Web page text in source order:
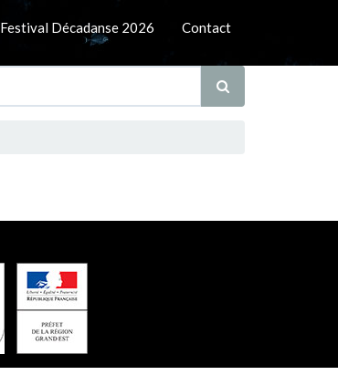
Festival Décadanse 2026 Contact